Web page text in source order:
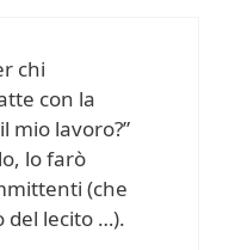
chi
con la
mio lavoro?”
lo farò
(che
del lecito …).